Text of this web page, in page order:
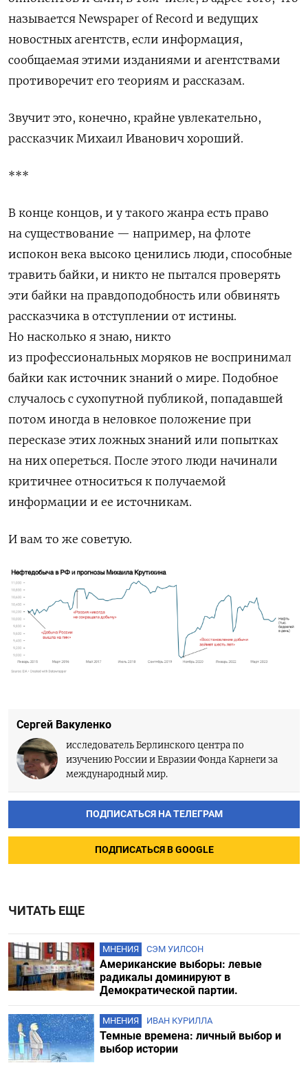
называется Newspaper of Record и ведущих
новостных агентств, если информация,
сообщаемая этими изданиями и агентствами
противоречит его теориям и рассказам.
Звучит это, конечно, крайне увлекательно,
рассказчик Михаил Иванович хороший.
***
В конце концов, и у такого жанра есть право
на существование — например, на флоте
испокон века высоко ценились люди, способные
травить байки, и никто не пытался проверять
эти байки на правдоподобность или обвинять
рассказчика в отступлении от истины.
Но насколько я знаю, никто
из профессиональных моряков не воспринимал
байки как источник знаний о мире. Подобное
случалось с сухопутной публикой, попадавшей
потом иногда в неловкое положение при
пересказе этих ложных знаний или попытках
на них опереться. После этого люди начинали
критичнее относиться к получаемой
информации и ее источникам.
И вам то же советую.
Сергей Вакуленко
исследователь Берлинского центра по
изучению России и Евразии Фонда Карнеги за
международный мир.
ПОДПИСАТЬСЯ НА ТЕЛЕГРАМ
ПОДПИСАТЬСЯ В GOOGLE
ЧИТАТЬ ЕЩЕ
МНЕНИЯ СЭМ УИЛСОН
Американские выборы: левые
радикалы доминируют в
Демократической партии.
МНЕНИЯ ИВАН КУРИЛЛА
Темные времена: личный выбор и
выбор истории